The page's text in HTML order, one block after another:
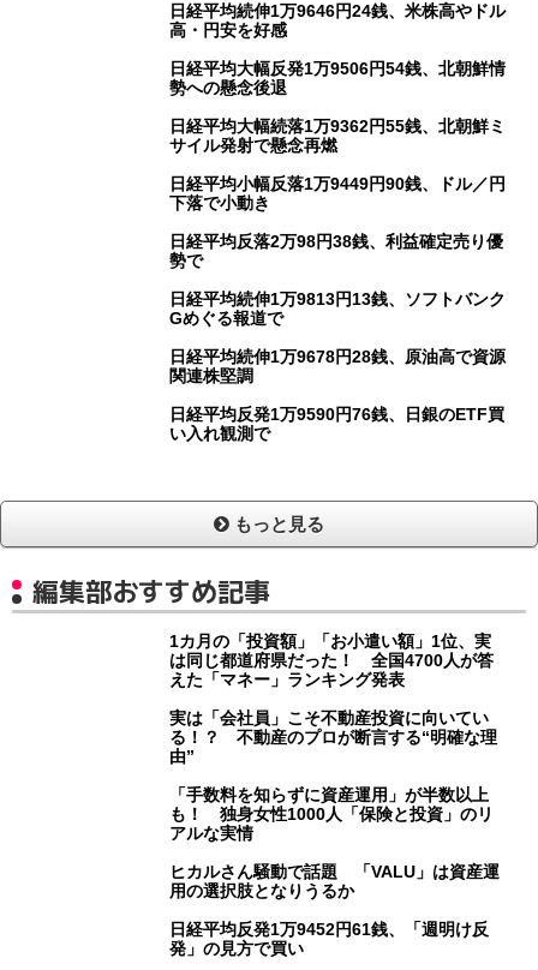
日経平均続伸1万9646円24銭、米株高やドル
高・円安を好感
日経平均大幅反発1万9506円54銭、北朝鮮情
勢への懸念後退
日経平均大幅続落1万9362円55銭、北朝鮮ミ
サイル発射で懸念再燃
日経平均小幅反落1万9449円90銭、ドル／円
下落で小動き
日経平均反落2万98円38銭、利益確定売り優
勢で
日経平均続伸1万9813円13銭、ソフトバンク
Gめぐる報道で
日経平均続伸1万9678円28銭、原油高で資源
関連株堅調
日経平均反発1万9590円76銭、日銀のETF買
い入れ観測で
もっと見る
編集部おすすめ記事
1カ月の「投資額」「お小遣い額」1位、実
は同じ都道府県だった！ 全国4700人が答
えた「マネー」ランキング発表
実は「会社員」こそ不動産投資に向いてい
る！？ 不動産のプロが断言する“明確な理
由”
「手数料を知らずに資産運用」が半数以上
も！ 独身女性1000人「保険と投資」のリ
アルな実情
ヒカルさん騒動で話題 「VALU」は資産運
用の選択肢となりうるか
日経平均反発1万9452円61銭、「週明け反
発」の見方で買い